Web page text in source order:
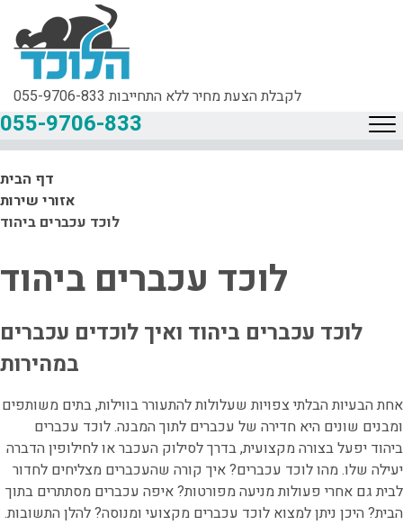
לקבלת הצעת מחיר ללא התחייבות 055-9706-833
055-9706-833
דף הבית
אזורי שירות
לוכד עכברים ביהוד
לוכד עכברים ביהוד
לוכד עכברים ביהוד ואיך לוכדים עכברים
במהירות
אחת הבעיות הבלתי צפויות שעלולות להתעורר בווילות, בתים משותפים
ומבנים שונים היא חדירה של עכברים לתוך המבנה. לוכד עכברים
ביהוד יפעל בצורה מקצועית, בדרך לסילוק העכבר או לחילופין הדברה
יעילה שלו. מהו לוכד עכברים? איך קורה שהעכברים מצליחים לחדור
לבית גם אחרי פעולות מניעה מפורטות? איפה עכברים מסתתרים בתוך
הבית? היכן ניתן למצוא לוכד עכברים מקצועי ומנוסה? להלן התשובות.